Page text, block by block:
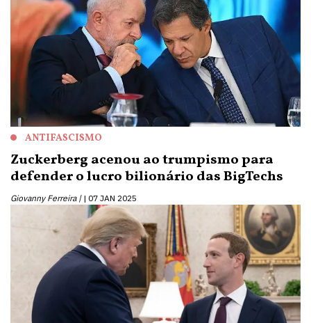
ANTIFASCISMO
Zuckerberg acenou ao trumpismo para
defender o lucro bilionário das BigTechs
Giovanny Ferreira | 07 JAN 2025